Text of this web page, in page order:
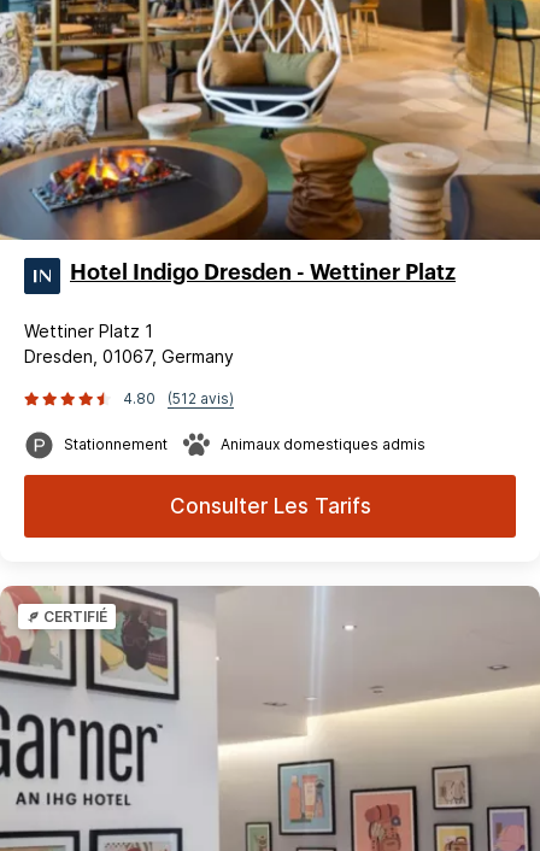
Hotel Indigo Dresden - Wettiner Platz
Wettiner Platz 1
Dresden, 01067, Germany
4.80 (512 avis)
Stationnement Animaux domestiques admis
Consulter Les Tarifs
CERTIFIÉ